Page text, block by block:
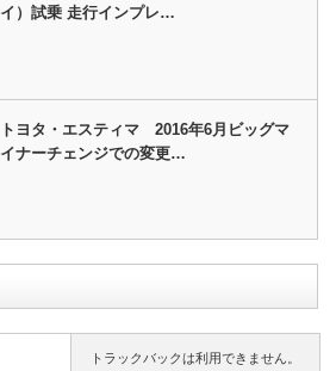
イ）試乗 走行インプレ…
トヨタ・エスティマ 2016年6月ビッグマ
イナーチェンジでの変更…
トラックバックは利用できません。